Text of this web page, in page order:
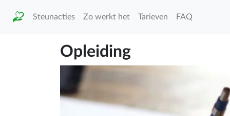
Steunacties Zo werkt het Tarieven FAQ
Opleiding